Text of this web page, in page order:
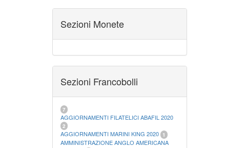
AGGIORNAMENTI MARINI KING 2017
AGGIORNAMENTI MARINI KING 2018
AGGIORNAMENTI MARINI KING 2019 22
ANNUALI 9
ALBUM PER CARTAMONETA 1
CARTELLE FILATELICHE MARINI
FOGLI FILATELICI SAN MARINO
FOGLI FILATELICI VATICANO
FOGLI MARINI PERIODI SEPARATI ITALIA
15
FOGLI MARINI PERIODI SEPARATI SAN
MARINO 14
Sezioni Monete
Sezioni Francobolli
7
AGGIORNAMENTI FILATELICI ABAFIL 2020
2
AGGIORNAMENTI MARINI KING 2020 1
AMMINISTRAZIONE ANGLO AMERICANA